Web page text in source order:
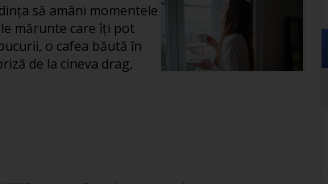
să amâni momentele
mărunte care îți pot
o cafea băută în
de la cineva drag,